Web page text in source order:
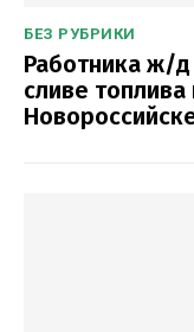
БЕЗ РУБРИКИ
Работника ж/
сливе